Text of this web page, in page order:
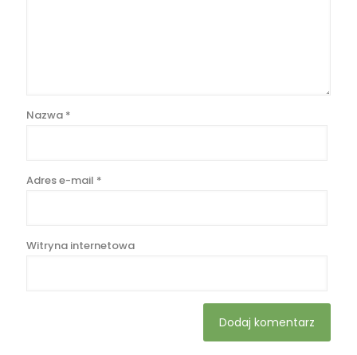
Nazwa *
Adres e-mail *
Witryna internetowa